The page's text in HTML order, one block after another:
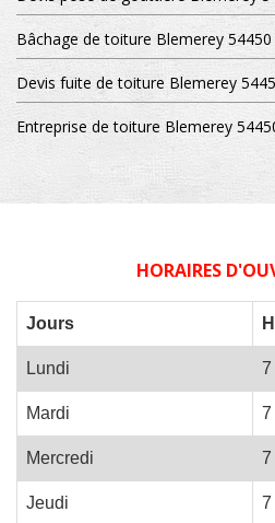
Bâchage de toiture Blemerey 54450
Devis fuite de toiture Blemerey
Entreprise de toiture Blemerey
HORAIRES
Jours
Lundi
Mardi
Mercredi
Jeudi